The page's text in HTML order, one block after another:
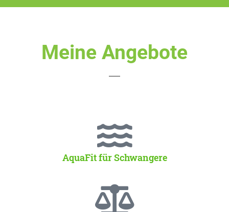
Meine Angebote
AquaFit für Schwangere